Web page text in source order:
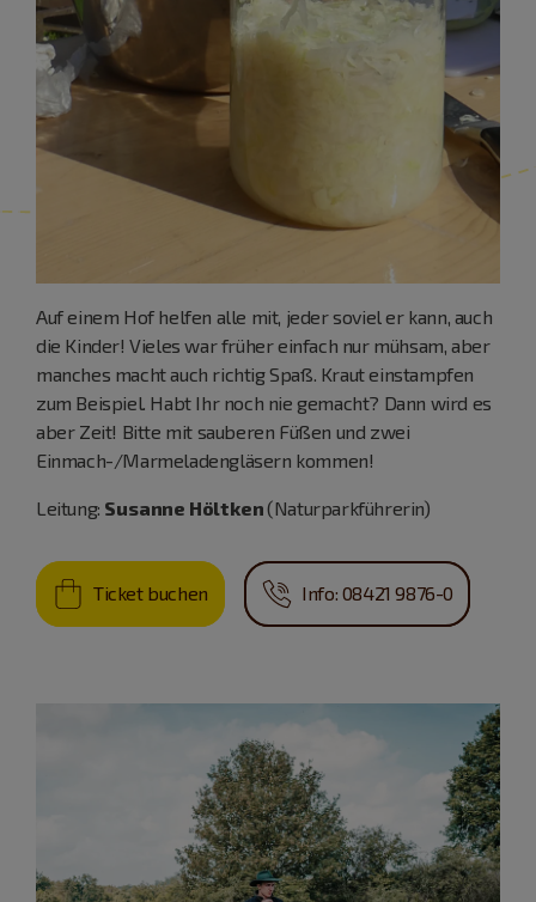
Auf einem Hof helfen alle mit, jeder soviel er kann, auch
die Kinder! Vieles war früher einfach nur mühsam, aber
manches macht auch richtig Spaß. Kraut einstampfen
zum Beispiel. Habt Ihr noch nie gemacht? Dann wird es
aber Zeit! Bitte mit sauberen Füßen und zwei
Einmach-/Marmeladengläsern kommen!
Leitung: Susanne Höltken(Naturparkführerin)
Ticket buchen Info: 08421 9876-0